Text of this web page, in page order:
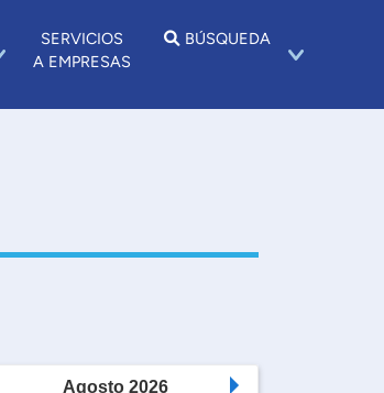
SERVICIOS
A EMPRESAS
BÚSQUEDA
Agosto 2026